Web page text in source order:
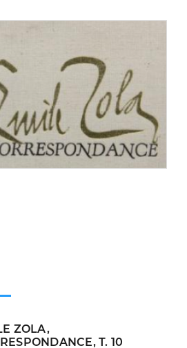
ZOLA,
T. 10